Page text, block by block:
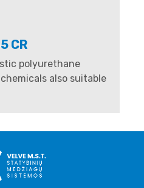
CR
polyurethane
also suitable